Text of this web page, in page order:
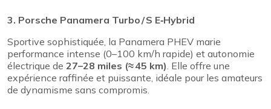
3. Porsche Panamera Turbo / S E‑Hybrid
Sportive sophistiquée, la Panamera PHEV marie
performance intense (0–100 km/h rapide) et autonomie
électrique de 27–28 miles (≈ 45 km) . Elle offre une
expérience raffinée et puissante, idéale pour les amateurs
de dynamisme sans compromis.